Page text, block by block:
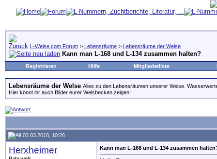
L-Welse.com Forum > Lebensräume > Lebensräume der Welse
Kann man L-168 und L-134 zusammen halten?
Registrieren Hilfe Mitgliederliste
Lebensräume der Welse Alles zu den Lebensräumen unserer Welse.
Hier könnt ihr auch Bilder eurer Welsbecken zeigen!
03.03.2018, 10:26
Herxheimer Kann man L-168 und L-134 zusammen